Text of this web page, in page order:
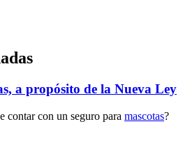
a propósito de la Nueva Ley
contar con un seguro para mascotas?